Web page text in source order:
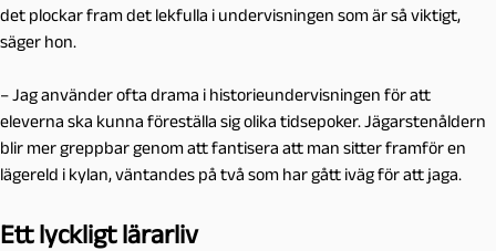
det plockar fram det lekfulla i undervisningen som är så viktigt,
säger hon.
– Jag använder ofta drama i historieundervisningen för att
eleverna ska kunna föreställa sig olika tidsepoker. Jägarstenåldern
blir mer greppbar genom att fantisera att man sitter framför en
lägereld i kylan, väntandes på två som har gått iväg för att jaga.
Ett lyckligt lärarliv